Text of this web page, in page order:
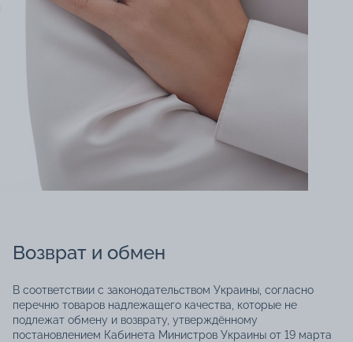
Возврат и обмен
В соответствии с законодательством Украины, согласно
перечню товаров надлежащего качества, которые не
подлежат обмену и возврату, утверждённому
постановлением Кабинета Министров Украины от 19 марта